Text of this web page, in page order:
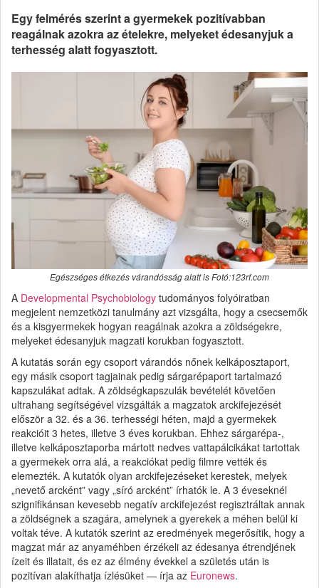
Egy felmérés szerint a gyermekek pozitívabban
reagálnak azokra az ételekre, melyeket édesanyjuk a
terhesség alatt fogyasztott.
Egészséges étkezés várandósság alatt is Fotó:123rf.com
A Developmental Psychobiology tudományos folyóiratban
megjelent nemzetközi tanulmány azt vizsgálta, hogy a csecsemők
és a kisgyermekek hogyan reagálnak azokra a zöldségekre,
melyeket édesanyjuk magzati korukban fogyasztott.
A kutatás során egy csoport várandós nőnek kelkáposztaport,
egy másik csoport tagjainak pedig sárgarépaport tartalmazó
kapszulákat adtak. A zöldségkapszulák bevételét követően
ultrahang segítségével vizsgálták a magzatok arckifejezését
először a 32. és a 36. terhességi héten, majd a gyermekek
reakcióit 3 hetes, illetve 3 éves korukban. Ehhez sárgarépa-,
illetve kelkáposztaporba mártott nedves vattapálcikákat tartottak
a gyermekek orra alá, a reakciókat pedig filmre vették és
elemezték. A kutatók olyan arckifejezéseket kerestek, melyek
„nevető arcként” vagy „síró arcként” írhatók le. A 3 éveseknél
szignifikánsan kevesebb negatív arckifejezést regisztráltak annak
a zöldségnek a szagára, amelynek a gyerekek a méhen belül ki
voltak téve. A kutatók szerint az eredmények megerősítik, hogy a
magzat már az anyaméhben érzékeli az édesanya étrendjének
ízeit és illatait, és ez az élmény évekkel a születés után is
pozitívan alakíthatja ízlésüket — írja az Euronews.